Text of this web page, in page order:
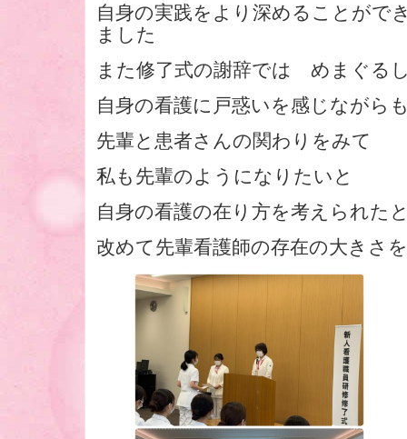
自身の実践をより深めることがで
ました
また修了式の謝辞では めまぐ
自身の看護に戸惑いを感じなが
先輩と患者さんの関わりをみて
私も先輩のようになりたいと
自身の看護の在り方を考えられ
改めて先輩看護師の存在の大きさ